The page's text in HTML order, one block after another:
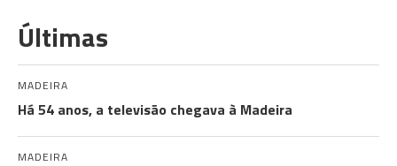
Últimas
MADEIRA
Há 54 anos, a televisão chegava à Madeira
MADEIRA